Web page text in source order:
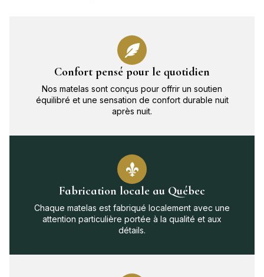
Confort pensé pour le quotidien
Nos matelas sont conçus pour offrir un soutien
équilibré et une sensation de confort durable nuit
après nuit.
Fabrication locale au Québec
Chaque matelas est fabriqué localement avec une
attention particulière portée à la qualité et aux
détails.